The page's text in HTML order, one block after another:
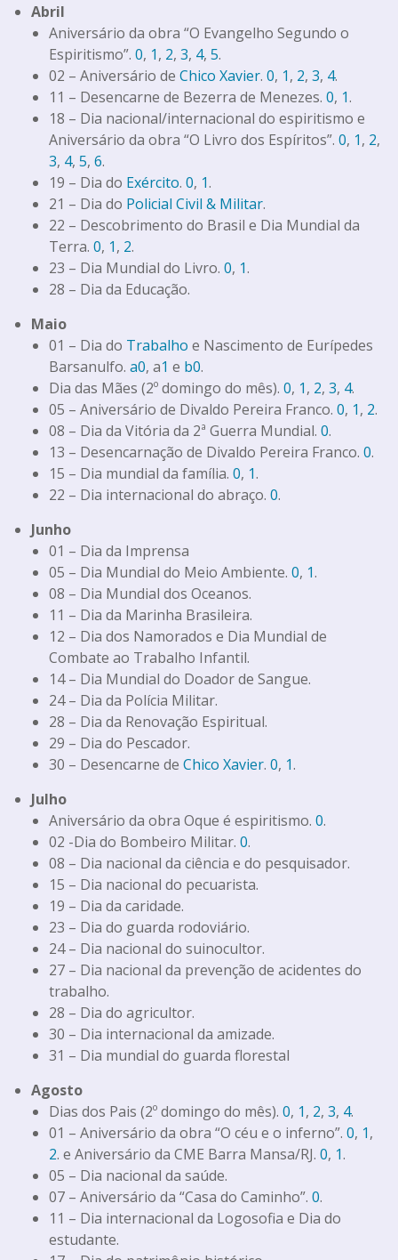
Abril
Aniversário da obra “O Evangelho Segundo o
Espiritismo”. 0, 1, 2, 3, 4, 5.
02 – Aniversário de Chico Xavier. 0, 1, 2, 3, 4.
11 – Desencarne de Bezerra de Menezes. 0, 1.
18 – Dia nacional/internacional do espiritismo e
Aniversário da obra “O Livro dos Espíritos”. 0, 1, 2,
3, 4, 5, 6.
19 – Dia do Exército. 0, 1.
21 – Dia do Policial Civil & Militar.
22 – Descobrimento do Brasil e Dia Mundial da
Terra. 0, 1, 2.
23 – Dia Mundial do Livro. 0, 1.
28 – Dia da Educação.
Maio
01 – Dia do Trabalho e Nascimento de Eurípedes
Barsanulfo. a0, a1 e b0.
Dia das Mães (2º domingo do mês). 0, 1, 2, 3, 4.
05 – Aniversário de Divaldo Pereira Franco. 0, 1, 2.
08 – Dia da Vitória da 2ª Guerra Mundial. 0.
13 – Desencarnação de Divaldo Pereira Franco. 0.
15 – Dia mundial da família. 0, 1.
22 – Dia internacional do abraço. 0.
Junho
01 – Dia da Imprensa
05 – Dia Mundial do Meio Ambiente. 0, 1.
08 – Dia Mundial dos Oceanos.
11 – Dia da Marinha Brasileira.
12 – Dia dos Namorados e Dia Mundial de
Combate ao Trabalho Infantil.
14 – Dia Mundial do Doador de Sangue.
24 – Dia da Polícia Militar.
28 – Dia da Renovação Espiritual.
29 – Dia do Pescador.
30 – Desencarne de Chico Xavier. 0, 1.
Julho
Aniversário da obra Oque é espiritismo. 0.
02 -Dia do Bombeiro Militar. 0.
08 – Dia nacional da ciência e do pesquisador.
15 – Dia nacional do pecuarista.
19 – Dia da caridade.
23 – Dia do guarda rodoviário.
24 – Dia nacional do suinocultor.
27 – Dia nacional da prevenção de acidentes do
trabalho.
28 – Dia do agricultor.
30 – Dia internacional da amizade.
31 – Dia mundial do guarda florestal
Agosto
Dias dos Pais (2º domingo do mês). 0, 1, 2, 3, 4.
01 – Aniversário da obra “O céu e o inferno”. 0, 1,
2. e Aniversário da CME Barra Mansa/RJ. 0, 1.
05 – Dia nacional da saúde.
07 – Aniversário da “Casa do Caminho”. 0.
11 – Dia internacional da Logosofia e Dia do
estudante.